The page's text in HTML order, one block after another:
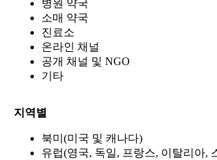
병원 약국
소매 약국
진료소
온라인 채널
공개 채널 및 NGO
기타
지역별
북미(미국 및 캐나다)
유럽(영국, 독일, 프랑스, ​​이탈리아,